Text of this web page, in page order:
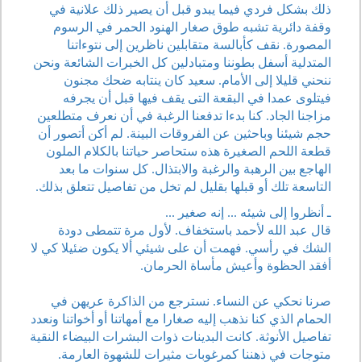
ذلك بشكل فردي فيما يبدو قبل أن يصير ذلك علانية في
وقفة دائرية تشبه طوق صغار الهنود الحمر في الرسوم
المصورة. نقف كأبالسة متقابلين ناظرين إلى نتوءاتنا
المتدلية أسفل بطوننا ومتبادلين كل الخبرات الشائعة ونحن
ننحني قليلا إلى الأمام. سعيد كان ينتابه ضحك مجنون
فيتلوى عمدا في البقعة التى يقف فيها قبل أن يجرفه
مزاجنا الجاد. كنا بدءا تدفعنا الرغبة في أن نعرف متطلعين
حجم شيئنا وباحثين عن الفروقات البينة. لم أكن أتصور أن
قطعة اللحم الصغيرة هذه ستحاصر حياتنا بالكلام الملون
الهاجع بين الرهبة والرغبة والابتذال. كل سنوات ما بعد
التاسعة تلك أو قبلها بقليل لم تخل من تفاصيل تتعلق بذلك.
ـ أنظروا إلى شيئه ... إنه صغير ...
قال عبد الله لأحمد باستخفاف. لأول مرة تتمطى دودة
الشك في رأسي. فهمت أن على شيئي ألا يكون ضئيلا كي لا
أفقد الحظوة وأعيش مأساة الحرمان.
صرنا نحكي عن النساء. نسترجع من الذاكرة عريهن في
الحمام الذي كنا نذهب إليه صغارا مع أمهاتنا أو أخواتنا ونعدد
تفاصيل الأنوثة. كانت البدينات ذوات البشرات البيضاء النقية
متوجات في ذهننا كمرغوبات مثيرات للشهوة العارمة.